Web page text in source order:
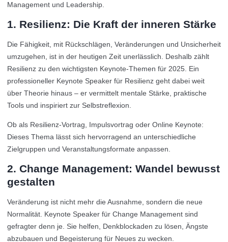
Management und Leadership.
1. Resilienz: Die Kraft der inneren Stärke
Die Fähigkeit, mit Rückschlägen, Veränderungen und Unsicherheit
umzugehen, ist in der heutigen Zeit unerlässlich. Deshalb zählt
Resilienz zu den wichtigsten Keynote-Themen für 2025. Ein
professioneller Keynote Speaker für Resilienz geht dabei weit
über Theorie hinaus – er vermittelt mentale Stärke, praktische
Tools und inspiriert zur Selbstreflexion.
Ob als Resilienz-Vortrag, Impulsvortrag oder Online Keynote:
Dieses Thema lässt sich hervorragend an unterschiedliche
Zielgruppen und Veranstaltungsformate anpassen.
2. Change Management: Wandel bewusst
gestalten
Veränderung ist nicht mehr die Ausnahme, sondern die neue
Normalität. Keynote Speaker für Change Management sind
gefragter denn je. Sie helfen, Denkblockaden zu lösen, Ängste
abzubauen und Begeisterung für Neues zu wecken.